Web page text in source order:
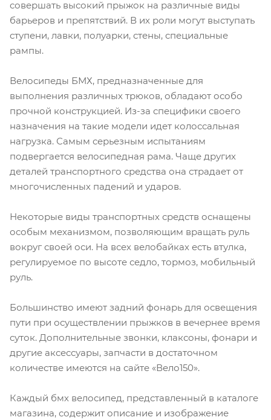
совершать высокий прыжок на различные виды
барьеров и препятствий. В их роли могут выступать
ступени, лавки, полуарки, стены, специальные
рампы.
Велосипеды БМХ, предназначенные для
выполнения различных трюков, обладают особо
прочной конструкцией. Из-за специфики своего
назначения на такие модели идет колоссальная
нагрузка. Самым серьезным испытаниям
подвергается велосипедная рама. Чаще других
деталей транспортного средства она страдает от
многочисленных падений и ударов.
Некоторые виды транспортных средств оснащены
особым механизмом, позволяющим вращать руль
вокруг своей оси. На всех велобайках есть втулка,
регулируемое по высоте седло, тормоз, мобильный
руль.
Большинство имеют задний фонарь для освещения
пути при осуществлении прыжков в вечернее время
суток. Дополнительные звонки, клаксоны, фонари и
другие аксессуары, запчасти в достаточном
количестве имеются на сайте «Вело150».
Каждый бмх велосипед, представленный в каталоге
магазина, содержит описание и изображение